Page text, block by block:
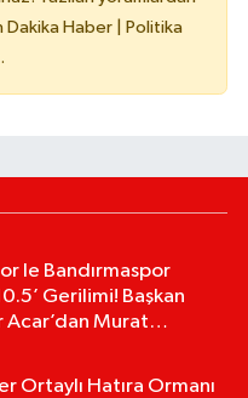
Dakika Haber | Politika
le Bandırmaspor
Gerilimi! Başkan
Murat
Ortaylı Hatıra Ormanı